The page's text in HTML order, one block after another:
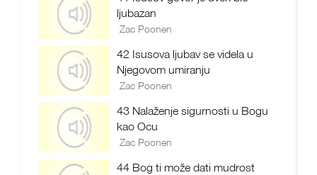
ljubazan
Zac Poonen
42 Isusova ljubav se videla u
Njegovom umiranju
Zac Poonen
43 Nalaženje sigurnosti u Bogu
kao Ocu
Zac Poonen
44 Bog ti može dati mudrost